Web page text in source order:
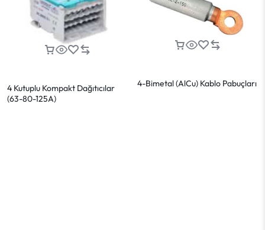
4 Kutuplu Kompakt Dağıtıcılar
(63-80-125A)
4-Bimetal (AlCu) Kablo Pabuçları